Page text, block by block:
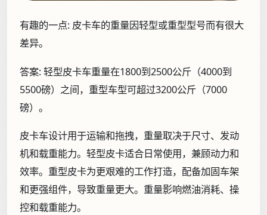
有趣的一点: 皮卡车的重量因轻型或重型型号而有很大
差异。
答案:轻型皮卡车重量在1800到2500公斤（4000到
5500磅）之间，重型车型可超过3200公斤（7000
磅）。
皮卡车设计用于运输和拖拽，重量取决于尺寸、发动
机和载重能力。轻型皮卡适合日常使用，兼顾动力和
效率。重型皮卡为更艰难的工作打造，配备加固车架
和更强组件，导致重量更大。重量影响燃油消耗、操
控和载重能力。